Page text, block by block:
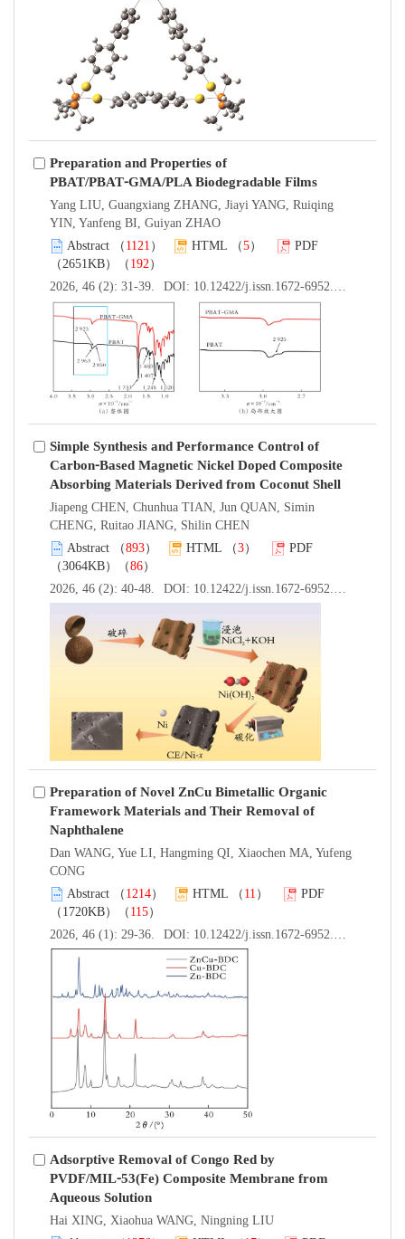
Preparation and Properties of
PBAT/PBAT⁃GMA/PLA Biodegradable Films
Yang LIU, Guangxiang ZHANG, Jiayi YANG, Ruiqing
YIN, Yanfeng BI, Guiyan ZHAO
Abstract （ 1121 ） HTML （5）
PDF
（2651KB）（ 192 ）
2026, 46 (2): 31-39.
DOI: 10.12422/j.issn.1672-6952.2026.02.004
Simple Synthesis and Performance Control of
Carbon⁃Based Magnetic Nickel Doped Composite
Absorbing Materials Derived from Coconut Shell
Jiapeng CHEN, Chunhua TIAN, Jun QUAN, Simin
CHENG, Ruitao JIANG, Shilin CHEN
Abstract （893） HTML （3）
PDF
（3064KB）（86）
2026, 46 (2): 40-48.
DOI: 10.12422/j.issn.1672-6952.2026.02.005
Preparation of Novel ZnCu Bimetallic Organic
Framework Materials and Their Removal of
Naphthalene
Dan WANG, Yue LI, Hangming QI, Xiaochen MA, Yufeng
CONG
Abstract （ 1214） HTML （ 11 ）
PDF
（1720KB）（ 115）
2026, 46 (1): 29-36.
DOI: 10.12422/j.issn.1672-6952.2026.01.004
Adsorptive Removal of Congo Red by
PVDF/MIL⁃53(Fe) Composite Membrane from
Aqueous Solution
Hai XING, Xiaohua WANG, Ningning LIU